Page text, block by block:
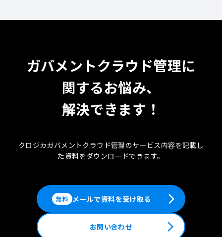
ガバメントクラウド管理に
関するお悩み、
解決できます！
クロジカガバメントクラウド管理のサービス内容を記載し
た資料をダウンロードできます。
無料 メールで資料を受け取る arrow_forward_ios
お問い合わせ arrow_forward_ios